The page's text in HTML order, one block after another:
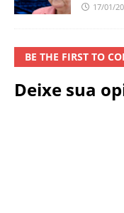
17/01/
BE THE FIRST TO
Deixe sua